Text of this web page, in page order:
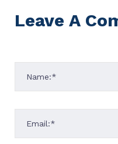
Leave A